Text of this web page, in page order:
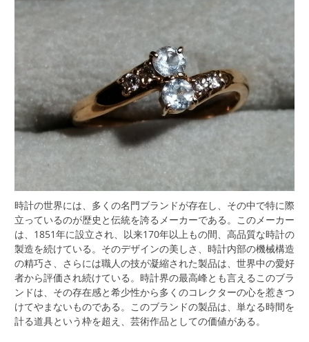
時計の世界には、多くの名門ブランドが存在し、その中で特に際
立っているのが歴史と伝統を誇るメーカーである。
このメーカー
は、1851年に設立され、以来170年以上もの間、高品質な時計の
製造を続けている。そのデザインの美しさ、時計内部の機械構造
の精巧さ、さらには職人の技が凝縮された製品は、世界中の愛好
者から評価され続けている。時計界の最高峰とも言えるこのブラ
ンドは、その存在感と希少性から多くのコレクターの心を惹きつ
けてやまないものである。このブランドの製品は、単なる時間を
計る道具という枠を超え、芸術作品としての価値がある。